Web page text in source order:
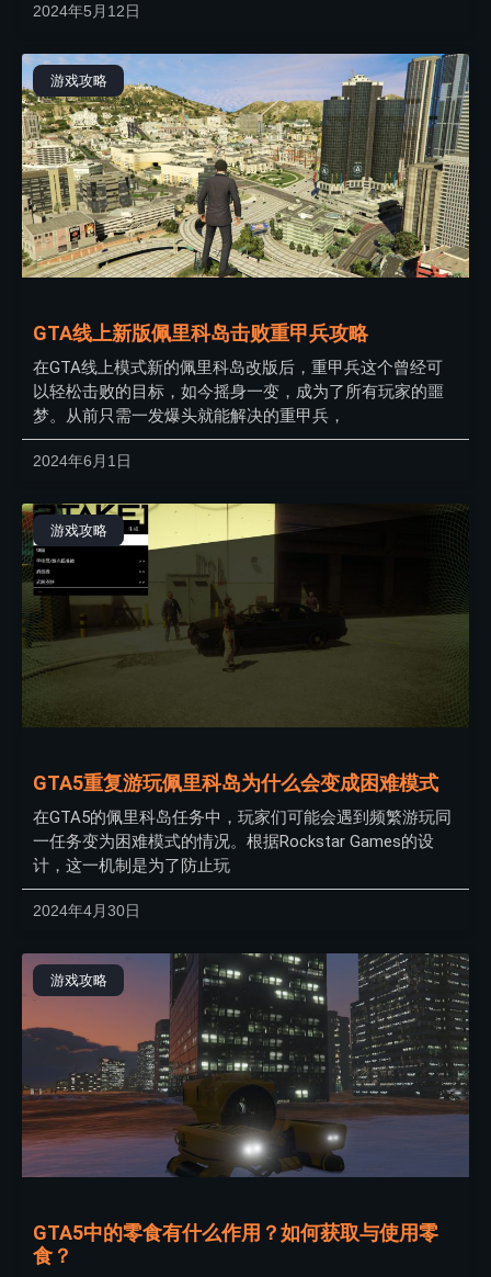
2024年5月12日
游戏攻略
GTA线上新版佩里科岛击败重甲兵攻略
在GTA线上模式新的佩里科岛改版后，重甲兵这个曾经可
以轻松击败的目标，如今摇身一变，成为了所有玩家的噩
梦。从前只需一发爆头就能解决的重甲兵，
2024年6月1日
游戏攻略
GTA5重复游玩佩里科岛为什么会变成困难模式
在GTA5的佩里科岛任务中，玩家们可能会遇到频繁游玩同
一任务变为困难模式的情况。根据Rockstar Games的设
计，这一机制是为了防止玩
2024年4月30日
游戏攻略
GTA5中的零食有什么作用？如何获取与使用零
食？